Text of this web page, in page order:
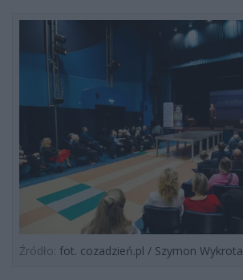
Źródło: fot. cozadzień.pl / Szymon Wykrota